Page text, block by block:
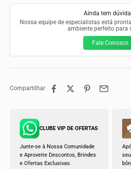
Ainda tem
Nossa equipe de especialistas está
ambiente perfeito para
Fale Conosco
Compartilhar
CLUBE VIP DE OFERTAS
Junte-se à Nossa Comunidade
e Aproveite Descontos, Brindes
e Ofertas Exclusivas.